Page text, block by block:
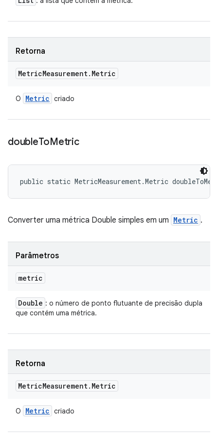
Retorna
MetricMeasurement. Metric
O Metric criado
doubleToMetric
public static MetricMeasurement.Metric
Converter uma métrica Double simples em um Metric .
Parâmetros
metric
Double : o número de ponto flutuante de precisão dupla
que contém uma métrica.
Retorna
MetricMeasurement. Metric
O Metric criado